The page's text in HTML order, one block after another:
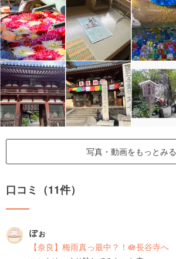
写真・動画をもっとみる
口コミ（11件）
ぽぉ
【奈良】梅雨真っ最中？！🪷長谷寺へ